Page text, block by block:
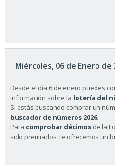
Miércoles, 06 de Enero de
Desde el día 6 de enero puedes
información sobre la lotería del
Si estás buscando comprar un
buscador de números 2026.
Para comprobar décimos de la
sido premiados, te ofrecemos un